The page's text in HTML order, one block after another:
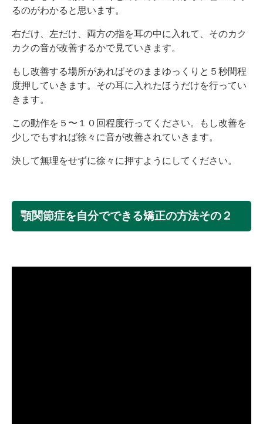
るのがわかると思います。
右だけ、左だけ、両方の指を耳の中に入れて、そのカク
カクの音が改善するかで見ていきます。
もし改善する場所があればそのままゆっくりと５秒間程
度押していきます。その耳に入れたほうだけを行ってい
きます。
この動作を５〜１０回程度行ってください。もし改善を
少しでもすれば徐々に音が改善されていきます。
決して無理をせずに徐々に押すようにしてください。
顎関節症を自分でできる矯正の方法その２